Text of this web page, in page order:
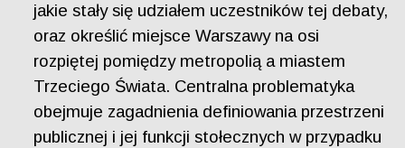
jakie stały się udziałem uczestników tej debaty,
oraz określić miejsce Warszawy na osi
rozpiętej pomiędzy metropolią a miastem
Trzeciego Świata. Centralna problematyka
obejmuje zagadnienia definiowania przestrzeni
publicznej i jej funkcji stołecznych w przypadku